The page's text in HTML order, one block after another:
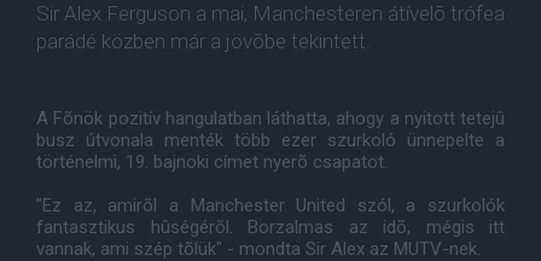
Sir Alex Ferguson a mai, Manchesteren átívelõ trófea
parádé közben már a jövõbe tekintett.
A Fõnök pozitív hangulatban láthatta, ahogy a nyitott tetejû
busz útvonala menték több ezer szurkoló ünnepelte a
történelmi, 19. bajnoki címet nyerõ csapatot.
"Ez az, amirõl a Manchester United szól, a szurkolók
fantasztikus hûségérõl. Borzalmas az idõ, mégis itt
vannak, ami szép tõlük" - mondta Sir Alex az MUTV-nek.